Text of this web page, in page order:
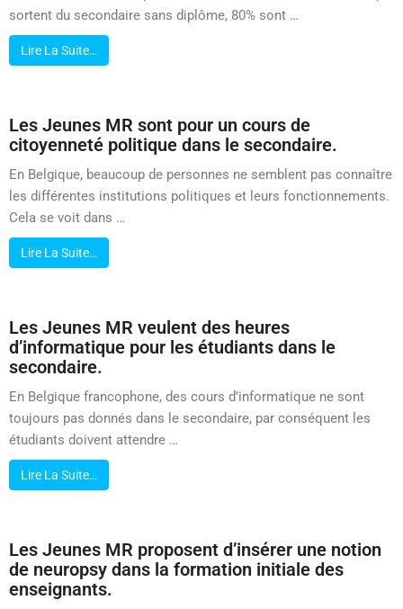
sortent du secondaire sans diplôme, 80% sont …
Lire La Suite…
Les Jeunes MR sont pour un cours de
citoyenneté politique dans le secondaire.
En Belgique, beaucoup de personnes ne semblent pas connaître
les différentes institutions politiques et leurs fonctionnements.
Cela se voit dans …
Lire La Suite…
Les Jeunes MR veulent des heures
d’informatique pour les étudiants dans le
secondaire.
En Belgique francophone, des cours d’informatique ne sont
toujours pas donnés dans le secondaire, par conséquent les
étudiants doivent attendre …
Lire La Suite…
Les Jeunes MR proposent d’insérer une notion
de neuropsy dans la formation initiale des
enseignants.